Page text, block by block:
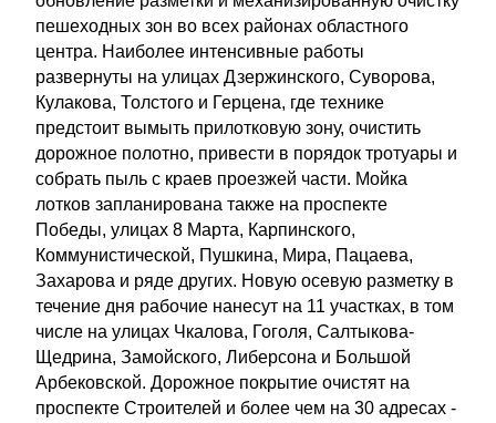
пешеходных зон во всех районах областного
центра. Наиболее интенсивные работы
развернуты на улицах Дзержинского, Суворова,
Кулакова, Толстого и Герцена, где технике
предстоит вымыть прилотковую зону, очистить
дорожное полотно, привести в порядок тротуары и
собрать пыль с краев проезжей части. Мойка
лотков запланирована также на проспекте
Победы, улицах 8 Марта, Карпинского,
Коммунистической, Пушкина, Мира, Пацаева,
Захарова и ряде других. Новую осевую разметку в
течение дня рабочие нанесут на 11 участках, в том
числе на улицах Чкалова, Гоголя, Салтыкова-
Щедрина, Замойского, Либерсона и Большой
Арбековской. Дорожное покрытие очистят на
проспекте Строителей и более чем на 30 адресах -